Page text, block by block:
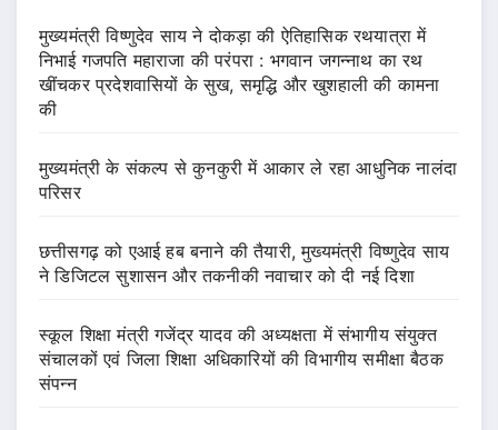
मुख्यमंत्री विष्णुदेव साय ने दोकड़ा की ऐतिहासिक रथयात्रा में
निभाई गजपति महाराजा की परंपरा : भगवान जगन्नाथ का रथ
खींचकर प्रदेशवासियों के सुख, समृद्धि और खुशहाली की कामना
की
मुख्यमंत्री के संकल्प से कुनकुरी में आकार ले रहा आधुनिक नालंदा
परिसर
छत्तीसगढ़ को एआई हब बनाने की तैयारी, मुख्यमंत्री विष्णुदेव साय
ने डिजिटल सुशासन और तकनीकी नवाचार को दी नई दिशा
स्कूल शिक्षा मंत्री गजेंद्र यादव की अध्यक्षता में संभागीय संयुक्त
संचालकों एवं जिला शिक्षा अधिकारियों की विभागीय समीक्षा बैठक
संपन्न